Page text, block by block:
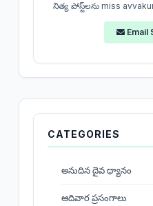
నిత్య పోస్ట్‌లను miss
Email
CATEGORIES
అనుదిన దైవ ధ్యానం
ఆదివార ప్రసంగాలు